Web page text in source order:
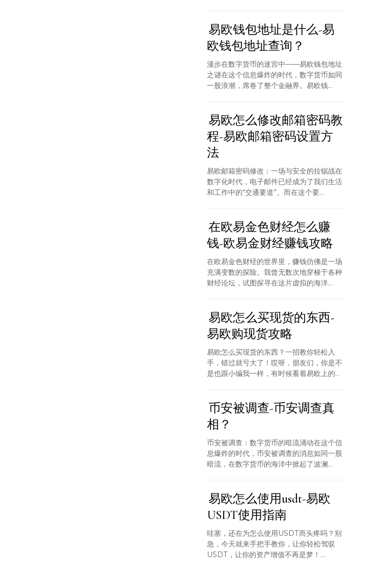
易欧钱包地址是什么-易
欧钱包地址查询？
漫步在数字货币的迷宫中——易欧钱包地址
之谜在这个信息爆炸的时代，数字货币如同
一股浪潮，席卷了整个金融界。易欧钱...
易欧怎么修改邮箱密码教
程-易欧邮箱密码设置方
法
易欧邮箱密码修改：一场与安全的拉锯战在
数字化时代，电子邮件已经成为了我们生活
和工作中的“交通要道”。而在这个要...
在欧易金色财经怎么赚
钱-欧易金财经赚钱攻略
在欧易金色财经的世界里，赚钱仿佛是一场
充满变数的探险。我曾无数次地穿梭于各种
财经论坛，试图探寻在这片虚拟的海洋...
易欧怎么买现货的东西-
易欧购现货攻略
易欧怎么买现货的东西？一招教你轻松入
手，错过就亏大了！哎呀，朋友们，你是不
是也跟小编我一样，有时候看着易欧上的...
币安被调查-币安调查真
相？
币安被调查：数字货币的暗流涌动在这个信
息爆炸的时代，币安被调查的消息如同一股
暗流，在数字货币的海洋中掀起了波澜...
易欧怎么使用usdt-易欧
USDT使用指南
哇塞，还在为怎么使用USDT而头疼吗？别
急，今天就来手把手教你，让你轻松驾驭
USDT，让你的资产增值不再是梦！...